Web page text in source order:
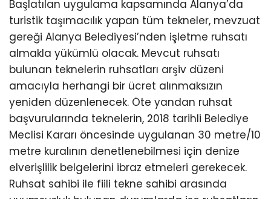
Başlatılan uygulama kapsamında Alanya’da
turistik taşımacılık yapan tüm tekneler, mevzuat
gereği Alanya Belediyesi’nden işletme ruhsatı
almakla yükümlü olacak. Mevcut ruhsatı
bulunan teknelerin ruhsatları arşiv düzeni
amacıyla herhangi bir ücret alınmaksızın
yeniden düzenlenecek. Öte yandan ruhsat
başvurularında teknelerin, 2018 tarihli Belediye
Meclisi Kararı öncesinde uygulanan 30 metre/10
metre kuralının denetlenebilmesi için denize
elverişlilik belgelerini ibraz etmeleri gerekecek.
Ruhsat sahibi ile fiili tekne sahibi arasında